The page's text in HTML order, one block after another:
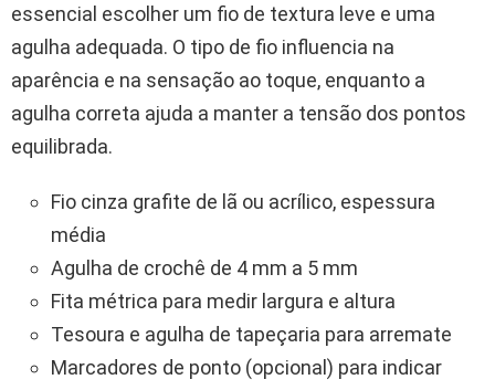
essencial escolher um fio de textura leve e uma
agulha adequada. O tipo de fio influencia na
aparência e na sensação ao toque, enquanto a
agulha correta ajuda a manter a tensão dos pontos
equilibrada.
Fio cinza grafite de lã ou acrílico, espessura
média
Agulha de crochê de 4 mm a 5 mm
Fita métrica para medir largura e altura
Tesoura e agulha de tapeçaria para arremate
Marcadores de ponto (opcional) para indicar